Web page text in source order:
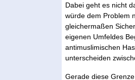
Dabei geht es nicht
würde dem Problem
gleichermaßen
eigenen Umfeldes
antimuslimischen
unterscheiden
Gerade diese